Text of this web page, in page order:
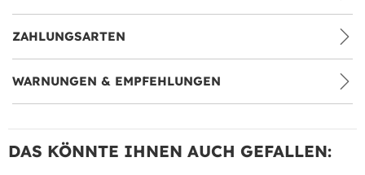
ZAHLUNGSARTEN
WARNUNGEN & EMPFEHLUNGEN
DAS KÖNNTE IHNEN AUCH GEFALLEN: